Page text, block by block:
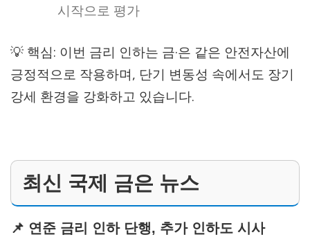
시작으로 평가
💡 핵심: 이번 금리 인하는 금·은 같은 안전자산에
긍정적으로 작용하며, 단기 변동성 속에서도 장기
강세 환경을 강화하고 있습니다.
최신 국제 금은 뉴스
📌 연준 금리 인하 단행, 추가 인하도 시사